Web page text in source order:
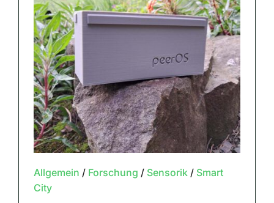
Allgemein / Forschung / Sensorik/ Smart
City